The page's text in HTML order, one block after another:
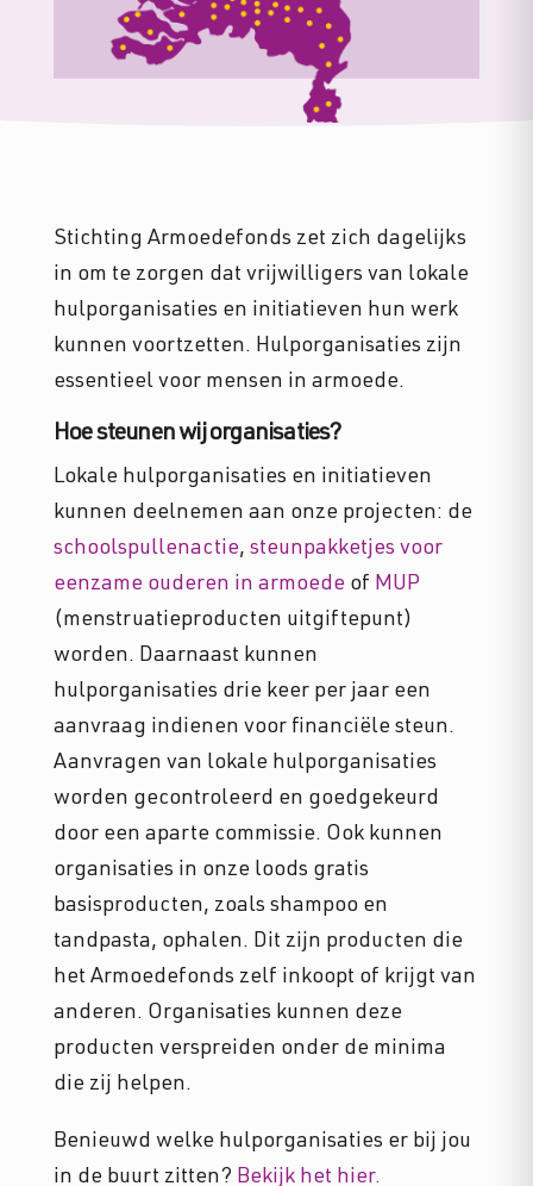
Stichting Armoedefonds zet zich dagelijks
in om te zorgen dat vrijwilligers van lokale
hulporganisaties en initiatieven hun werk
kunnen voortzetten. Hulporganisaties zijn
essentieel voor mensen in armoede.
Hoe steunen wij organisaties?
Lokale hulporganisaties en initiatieven
kunnen deelnemen aan onze projecten: de
schoolspullenactie, steunpakketjes voor
eenzame ouderen in armoedeof MUP
(menstruatieproducten uitgiftepunt)
worden. Daarnaast kunnen
hulporganisaties drie keer per jaar een
aanvraag indienen voor financiële steun.
Aanvragen van lokale hulporganisaties
worden gecontroleerd en goedgekeurd
door een aparte commissie. Ook kunnen
organisaties in onze loods gratis
basisproducten, zoals shampoo en
tandpasta, ophalen. Dit zijn producten die
het Armoedefonds zelf inkoopt of krijgt van
anderen. Organisaties kunnen deze
producten verspreiden onder de minima
die zij helpen.
Benieuwd welke hulporganisaties er bij jou
in de buurt zitten? Bekijk het hier.